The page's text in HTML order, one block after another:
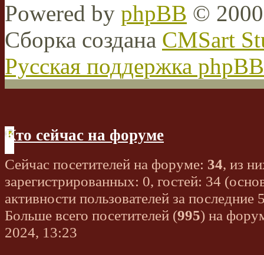
Powered by phpBB ©
Сборка создана CMSart
Русская поддержка phpBB
Кто сейчас на форуме
Сейчас посетителей на форуме: 34, из
зарегистрированных: 0, гостей: 34
активности пользователей за последние
Больше всего посетителей (995) на
2024, 13:23